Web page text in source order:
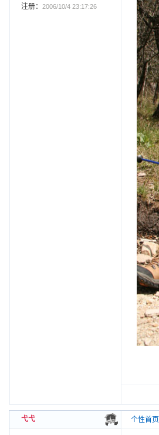
注册： 2006/10/4 23:17:26
弋弋 个性首页